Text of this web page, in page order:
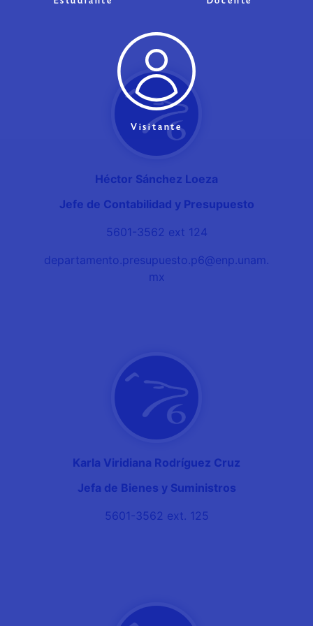
Héctor Sánchez Loeza
Jefe de Contabilidad y Presupuesto
5601-3562 ext 124
departamento.presupuesto.p6@enp.unam.
mx
Karla Viridiana Rodríguez Cruz
Jefa de Bienes y Suministros
5601-3562 ext. 125
Visitante